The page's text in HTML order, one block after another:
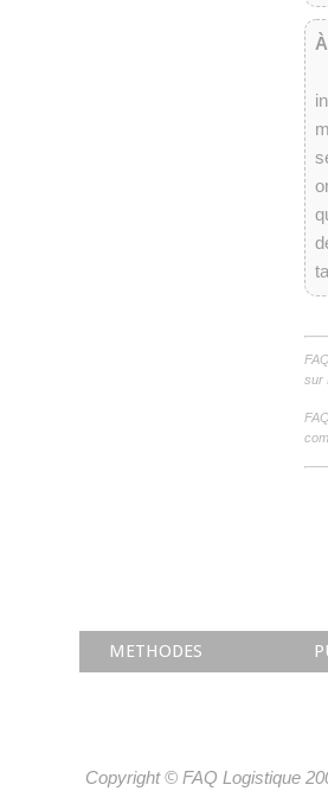
sur
METHODES
Copyright © FAQ Logistique